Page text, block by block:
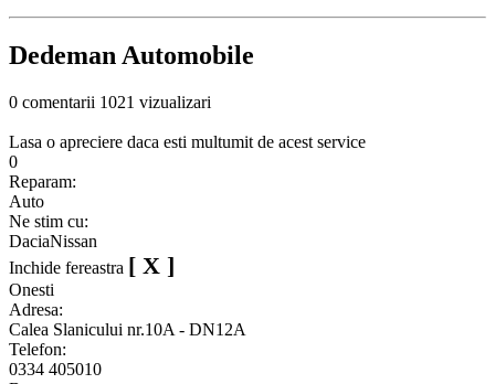
Dedeman Automobile
0 comentarii 1021 vizualizari
Lasa o apreciere daca esti multumit de acest service
0
Reparam:
Auto
Ne stim cu:
DaciaNissan
Inchide fereastra [ X ]
Onesti
Adresa:
Calea Slanicului nr.10A - DN12A
Telefon:
0334 405010